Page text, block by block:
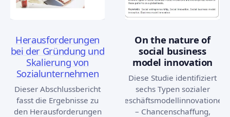
Herausforderungen
bei der Gründung und
Skalierung von
Sozialunternehmen
Dieser Abschlussbericht
fasst die Ergebnisse zu
den Herausforderungen
On the nature of
social business
model innovation
Diese Studie identifiziert
sechs Typen sozialer
Geschäftsmodellinnovationen
– Chancenschaffung,